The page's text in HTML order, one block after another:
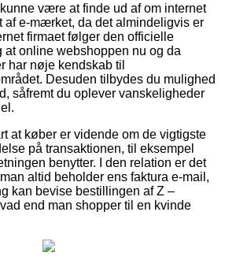
være at finde ud af om internet
af e-mærket, da det almindeligvis er
firmaet følger den officielle
at online webshoppen nu og da
har nøje kendskab til
Desuden tilbydes du mulighed
såfremt du oplever vanskeligheder
at køber er vidende om de vigtigste
på transaktionen, til eksempel
benytter. I den relation er det
altid beholder ens faktura e-mail,
kan bevise bestillingen af Z –
end man shopper til en kvinde